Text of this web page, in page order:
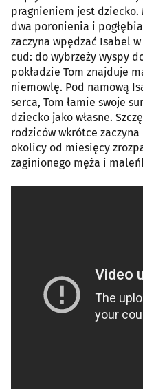
pragnieniem jest dziecko.
dwa poronienia i
zaczyna wpędzać Isabel
cud: do wybrzeży wyspy
pokładzie Tom znajduje
niemowlę. Pod namową
serca, Tom łamie swoje
dziecko jako własne.
rodziców wkrótce
okolicy od miesięcy
zaginionego męża i